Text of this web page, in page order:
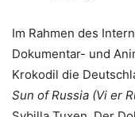
Im Rahmen des
Dokumentar- und
Krokodil die
Sun of Russia (Vi er